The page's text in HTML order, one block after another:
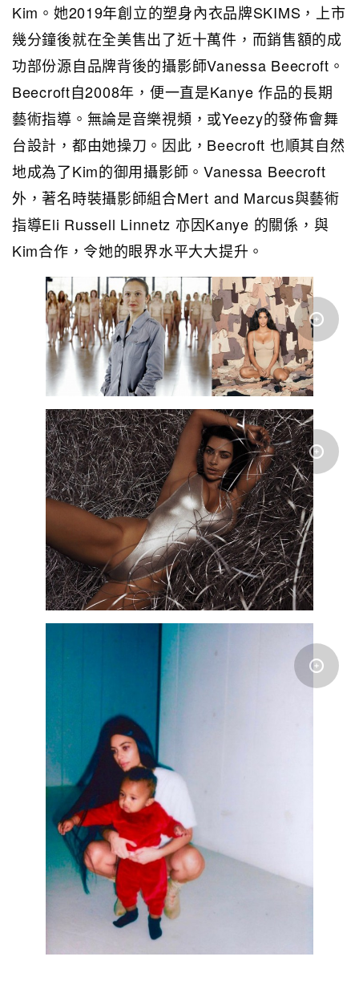
Kim。她2019年創立的塑身內衣品牌SKIMS，上市
幾分鐘後就在全美售出了近十萬件，而銷售額的成
功部份源自品牌背後的攝影師Vanessa Beecroft。
Beecroft自2008年，便一直是Kanye 作品的長期
藝術指導。無論是音樂視頻，或Yeezy的發佈會舞
台設計，都由她操刀。因此，Beecroft 也順其自然
地成為了Kim的御用攝影師。Vanessa Beecroft
外，著名時裝攝影師組合Mert and Marcus與藝術
指導Eli Russell Linnetz 亦因Kanye 的關係，與
Kim合作，令她的眼界水平大大提升。